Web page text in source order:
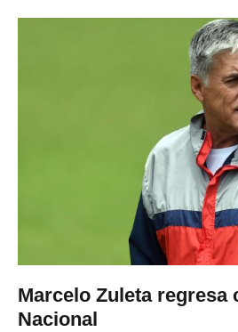
Marcelo Zuleta regresa
Nacional